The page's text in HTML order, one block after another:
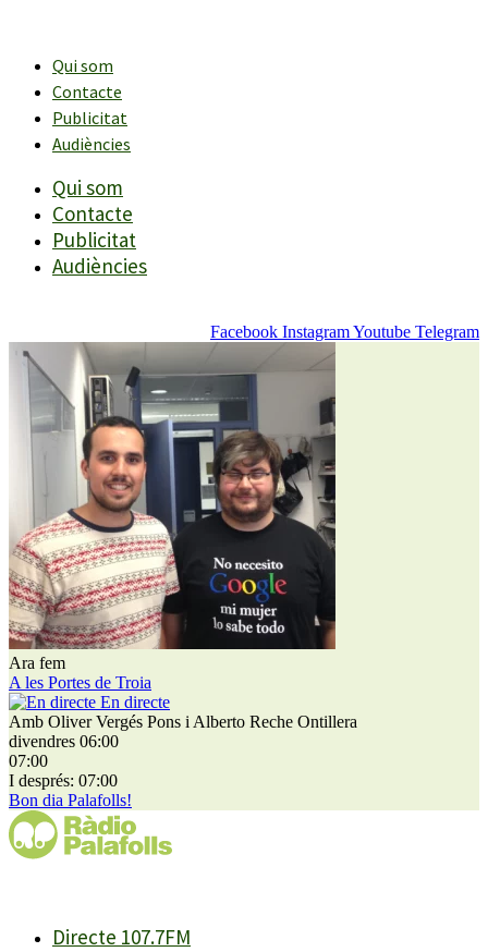
contingutQui som
Contacte
Publicitat
Audiències
Qui som
Contacte
Publicitat
Audiències
Facebook InstagramYoutube Telegram
Ara fem
A les Portes de Troia
En directe
Amb Oliver Vergés Pons i Alberto Reche Ontillera
divendres 06:00
07:00
I després: 07:00
Bon dia Palafolls!
Directe 107.7FM